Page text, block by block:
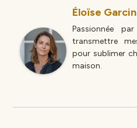
Éloïse
Passionnée
transmettre
pour sublimer
maison.